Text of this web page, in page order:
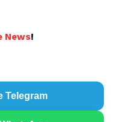
News!
Telegram